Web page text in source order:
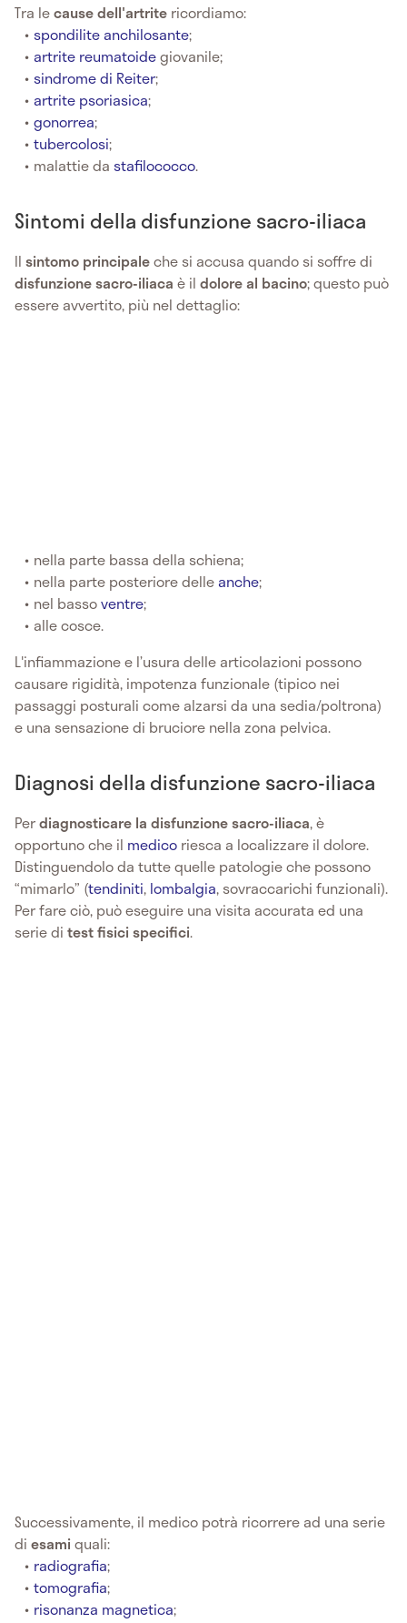
Tra lecause dell'artrite ricordiamo:
spondilite anchilosante;
artrite reumatoidegiovanile;
sindrome di Reiter;
artrite psoriasica;
gonorrea;
tubercolosi;
malattie dastafilococco.
Sintomi della disfunzione sacro-iliaca
Il sintomo principaleche si accusa quando si soffre di
disfunzione sacro-iliaca è il dolore al bacino; questo può
essere avvertito, più nel dettaglio:
nella parte bassa della schiena;
nella parte posteriore delleanche;
nel bassoventre;
alle cosce.
L'infiammazione e l’usura delle articolazioni possono
causare rigidità, impotenza funzionale (tipico nei
passaggi posturali come alzarsi da una sedia/poltrona)
e una sensazione di bruciore nella zona pelvica.
Diagnosi della disfunzione sacro-iliaca
Perdiagnosticare la disfunzione sacro-iliaca, è
opportuno che il medico riesca a localizzare il dolore.
Distinguendolo da tutte quelle patologie che possono
“mimarlo” (tendiniti, lombalgia, sovraccarichi funzionali).
Per fare ciò, può eseguire una visita accurata ed una
serie di test fisici specifici.
Successivamente, il medico potrà ricorrere ad una serie
di esamiquali:
radiografia;
tomografia;
risonanza magnetica;